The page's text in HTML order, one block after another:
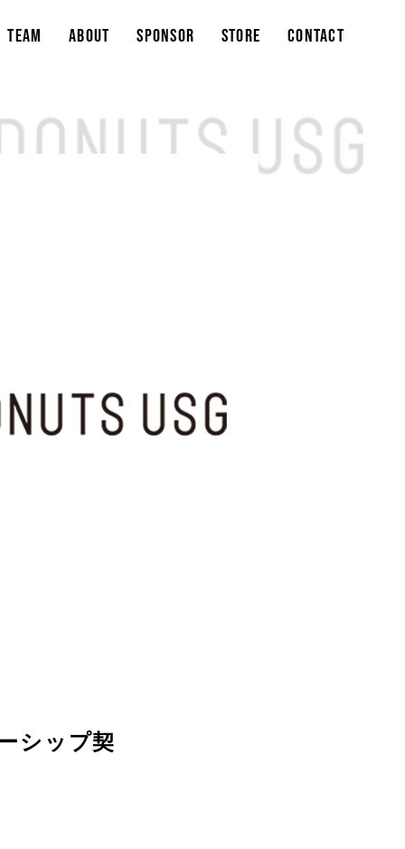
TEAM ABOUT SPONSOR STORE CONTACT
シップ契